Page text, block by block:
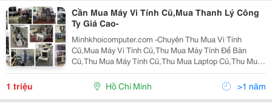
Cần Mua Máy Vi Tính Cũ,Mua Thanh Lý Công
Ty Giá Cao-
Minhkhoicomputer.com -Chuyên Thu Mua Vi Tính
Cũ,Mua Máy Vi Tính Cũ,Thu Mua Máy Tính Để Bàn
Cũ,Thu Mua Máy Tính Cũ,Thu Mua Laptop Cũ,Thu Mua
Linh Kiện Máy Tính Cũ,Thu Mua Máy In Cũ,Thu Mua
Phòng Net,Thu Mua Máy In Cũ,Thu Mua Thiết Bị Văn
Phòng,Thu Mua
1 triệu Hồ Chí Minh >1 năm